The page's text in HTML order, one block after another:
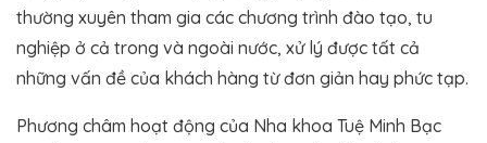
thường xuyên tham gia các chương trình đào tạo, tu
nghiệp ở cả trong và ngoài nước, xử lý được tất cả
những vấn đề của khách hàng từ đơn giản hay phức tạp.
Phương châm hoạt động của Nha khoa Tuệ Minh Bạc